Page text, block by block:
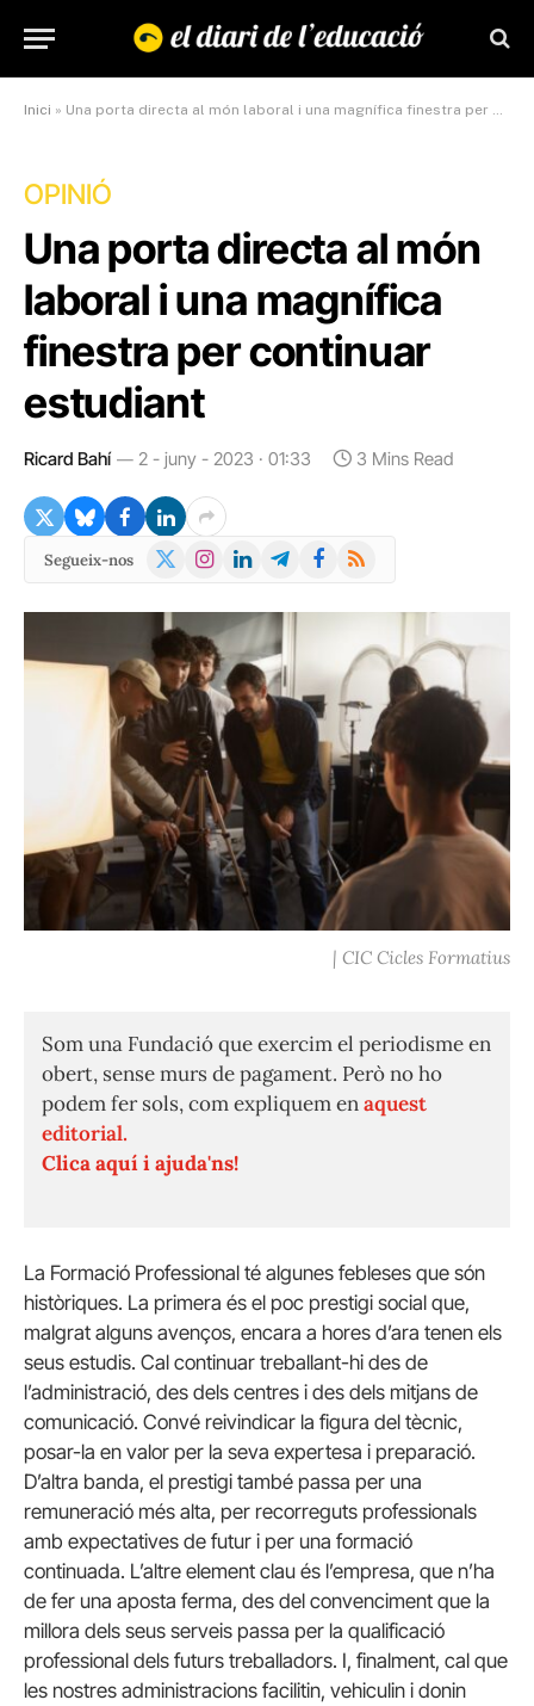
Inici » Una porta directa al món laboral i una magnífica finestra per continuar estudiant
OPINIÓ
Una porta directa al món
laboral i una magnífica
finestra per continuar
estudiant
Ricard Bahí 2 - juny - 2023 · 01:33 3 Mins Read
Segueix-nos
X
Instagram
LinkedInTelegramFacebook
RSS
| CIC Cicles Formatius
Som una Fundació que exercim el periodisme en
obert, sense murs de pagament. Però no ho
podem fer sols, com expliquem enaquest
editorial.
Clica aquí i ajuda'ns!
La Formació Professional té algunes febleses que són
històriques. La primera és el poc prestigi social que,
malgrat alguns avenços, encara a hores d’ara tenen els
seus estudis. Cal continuar treballant-hi des de
l’administració, des dels centres i des dels mitjans de
comunicació. Convé reivindicar la figura del tècnic,
posar-la en valor per la seva expertesa i preparació.
D’altra banda, el prestigi també passa per una
remuneració més alta, per recorreguts professionals
amb expectatives de futur i per una formació
continuada. L’altre element clau és l’empresa, que n’ha
de fer una aposta ferma, des del convenciment que la
millora dels seus serveis passa per la qualificació
professional dels futurs treballadors. I, finalment, cal que
les nostres administracions facilitin, vehiculin i donin